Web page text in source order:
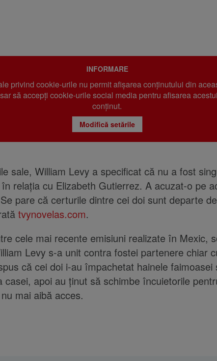
INFORMARE
privind cookie-urile nu permit afișarea conținutului din
să accepți cookie-urile social media pentru afisarea
conținut.
Modifică setările
sale, William Levy a specificat că nu a fost
relația cu Elizabeth Gutierrez. A acuzat-o pe
pare că certurile dintre cei doi sunt departe
tvynovelas.com.
cele mai recente emisiuni realizate în Mexic,
Levy s-a unit contra fostei partenere chiar
că cei doi i-au împachetat hainele faimoasei
casei, apoi au ținut să schimbe încuietorile
mai aibă acces.